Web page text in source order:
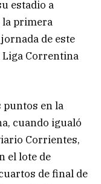
estadio a
la primera
de este
Liga Correntina
puntos en la
cuando igualó
Corrientes,
el lote de
de final de